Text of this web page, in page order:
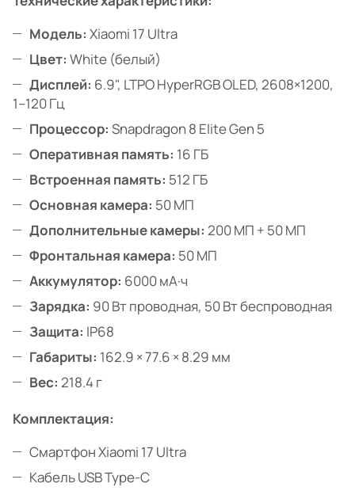
Модель: Xiaomi 17 Ultra
Цвет: White (белый)
Дисплей: 6.9", LTPO HyperRGB OLED, 2608×1200,
1–120 Гц
Процессор: Snapdragon 8 Elite Gen 5
Оперативная память: 16 ГБ
Встроенная память: 512 ГБ
Основная камера: 50 МП
Дополнительные камеры: 200 МП + 50 МП
Фронтальная камера: 50 МП
Аккумулятор: 6000 мА·ч
Зарядка: 90 Вт проводная, 50 Вт беспроводная
Защита: IP68
Габариты: 162.9 × 77.6 × 8.29 мм
Вес: 218.4 г
Комплектация:
Смартфон Xiaomi 17 Ultra
Кабель USB Type-C